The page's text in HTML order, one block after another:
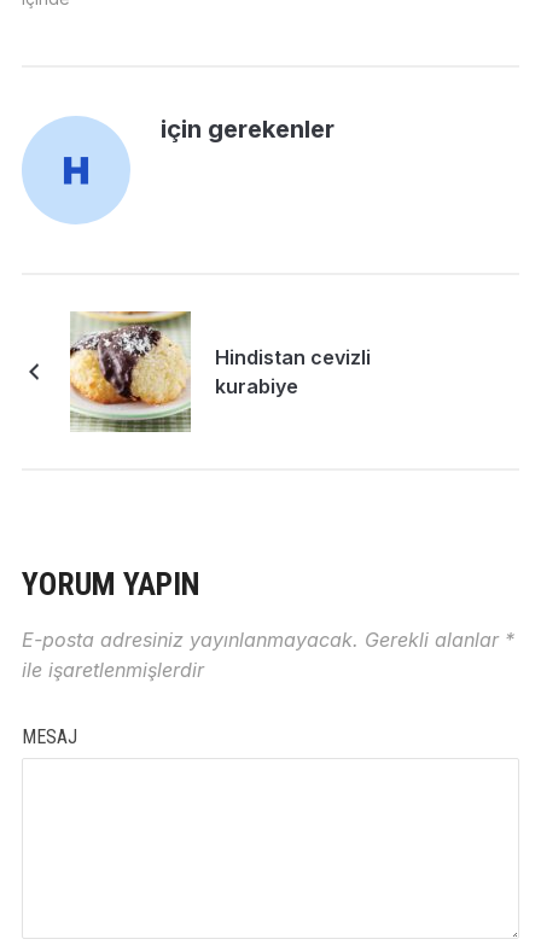
için gerekenler
Hindistan cevizli
kurabiye
YORUM YAPIN
E-posta adresiniz yayınlanmayacak. Gerekli alanlar *
ile işaretlenmişlerdir
MESAJ